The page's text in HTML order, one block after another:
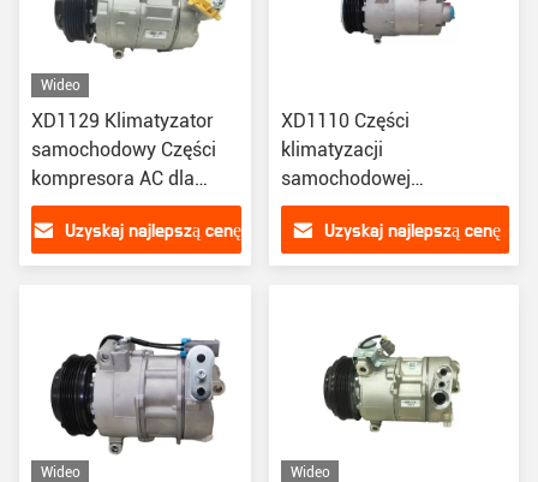
Wideo
XD1129 Klimatyzator
samochodowy Części
kompresora AC dla
Forda Explorer 3.5
EB5Z19703B
BB5Z19703B
Uzyskaj najlepszą cenę
XD1110 Części
klimatyzacji
samochodowej
Kompresor AC
samochodowy dla Forda
Mondeo Diesel 2009
Uzyskaj najlepszą cenę
Wideo Wideo